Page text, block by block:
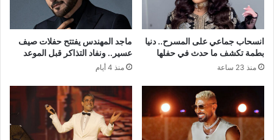
انسحاب جماعي على المسرح.. دنيا
بطمة تكشف ما حدث في حفلها
منذ 23 ساعة
ماجد المهندس يفتتح حفلات صيف
عسير.. ونفاد التذاكر قبل الموعد
منذ 4 أيام